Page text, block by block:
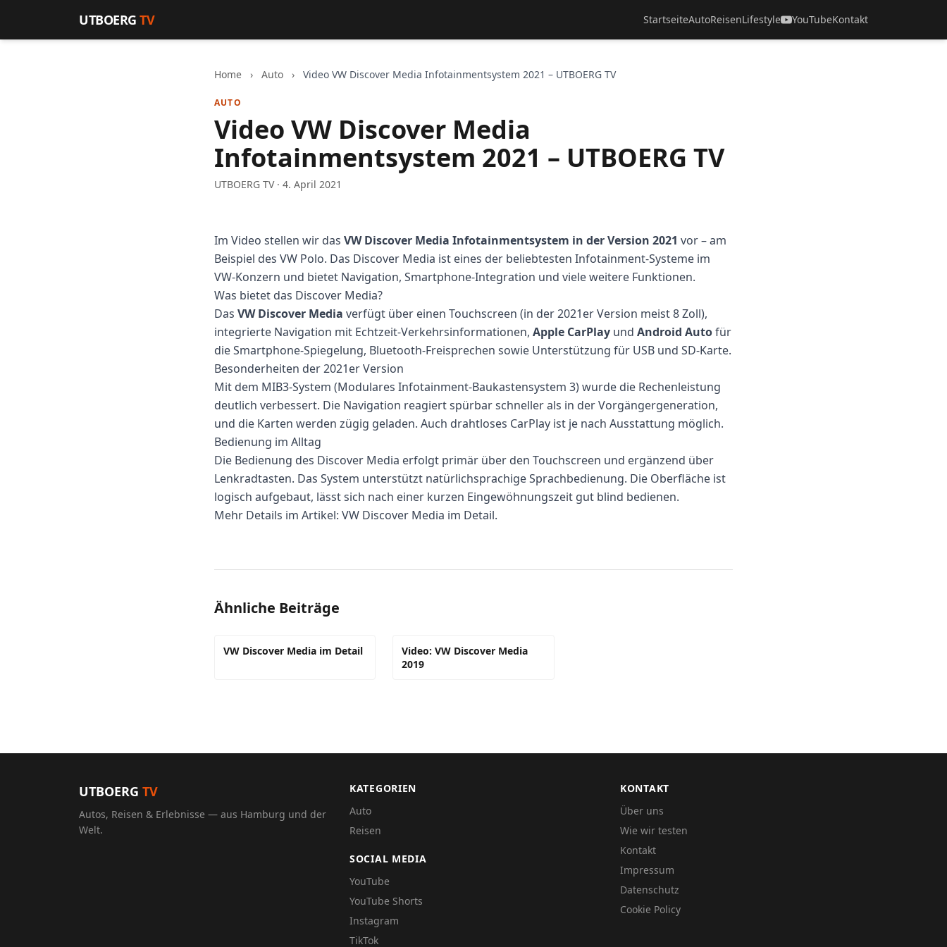
UTBOERGTV StartseiteAutoReisenLifestyle YouTubeKontakt
Home › Auto › Video VW Discover Media Infotainmentsystem 2021 – UTBOERG TV
AUTO
Video VW Discover Media
Infotainmentsystem 2021 – UTBOERG TV
UTBOERG TV · 4. April 2021
Im Video stellen wir das VW Discover Media Infotainmentsystem in der Version 2021 vor – am
Beispiel des VW Polo. Das Discover Media ist eines der beliebtesten Infotainment-Systeme im
VW-Konzern und bietet Navigation, Smartphone-Integration und viele weitere Funktionen.
Was bietet das Discover Media?
Das VW Discover Media verfügt über einen Touchscreen (in der 2021er Version meist 8 Zoll),
integrierte Navigation mit Echtzeit-Verkehrsinformationen, Apple CarPlay und Android Autofür
die Smartphone-Spiegelung, Bluetooth-Freisprechen sowie Unterstützung für USB und SD-Karte.
Besonderheiten der 2021er Version
Mit dem MIB3-System (Modulares Infotainment-Baukastensystem 3) wurde die Rechenleistung
deutlich verbessert. Die Navigation reagiert spürbar schneller als in der Vorgängergeneration,
und die Karten werden zügig geladen. Auch drahtloses CarPlay ist je nach Ausstattung möglich.
Bedienung im Alltag
Die Bedienung des Discover Media erfolgt primär über den Touchscreen und ergänzend über
Lenkradtasten. Das System unterstützt natürlichsprachige Sprachbedienung. Die Oberfläche ist
logisch aufgebaut, lässt sich nach einer kurzen Eingewöhnungszeit gut blind bedienen.
Mehr Details im Artikel: VW Discover Media im Detail.
Ähnliche Beiträge
VW Discover Media im Detail
Video: VW Discover Media
2019
UTBOERG TV
Autos, Reisen & Erlebnisse — aus Hamburg und der
Welt.
KATEGORIEN
Auto
Reisen
SOCIAL MEDIA
YouTube
YouTube Shorts
Instagram
TikTok
KONTAKT
Über uns
Wie wir testen
Kontakt
Impressum
Datenschutz
Cookie Policy